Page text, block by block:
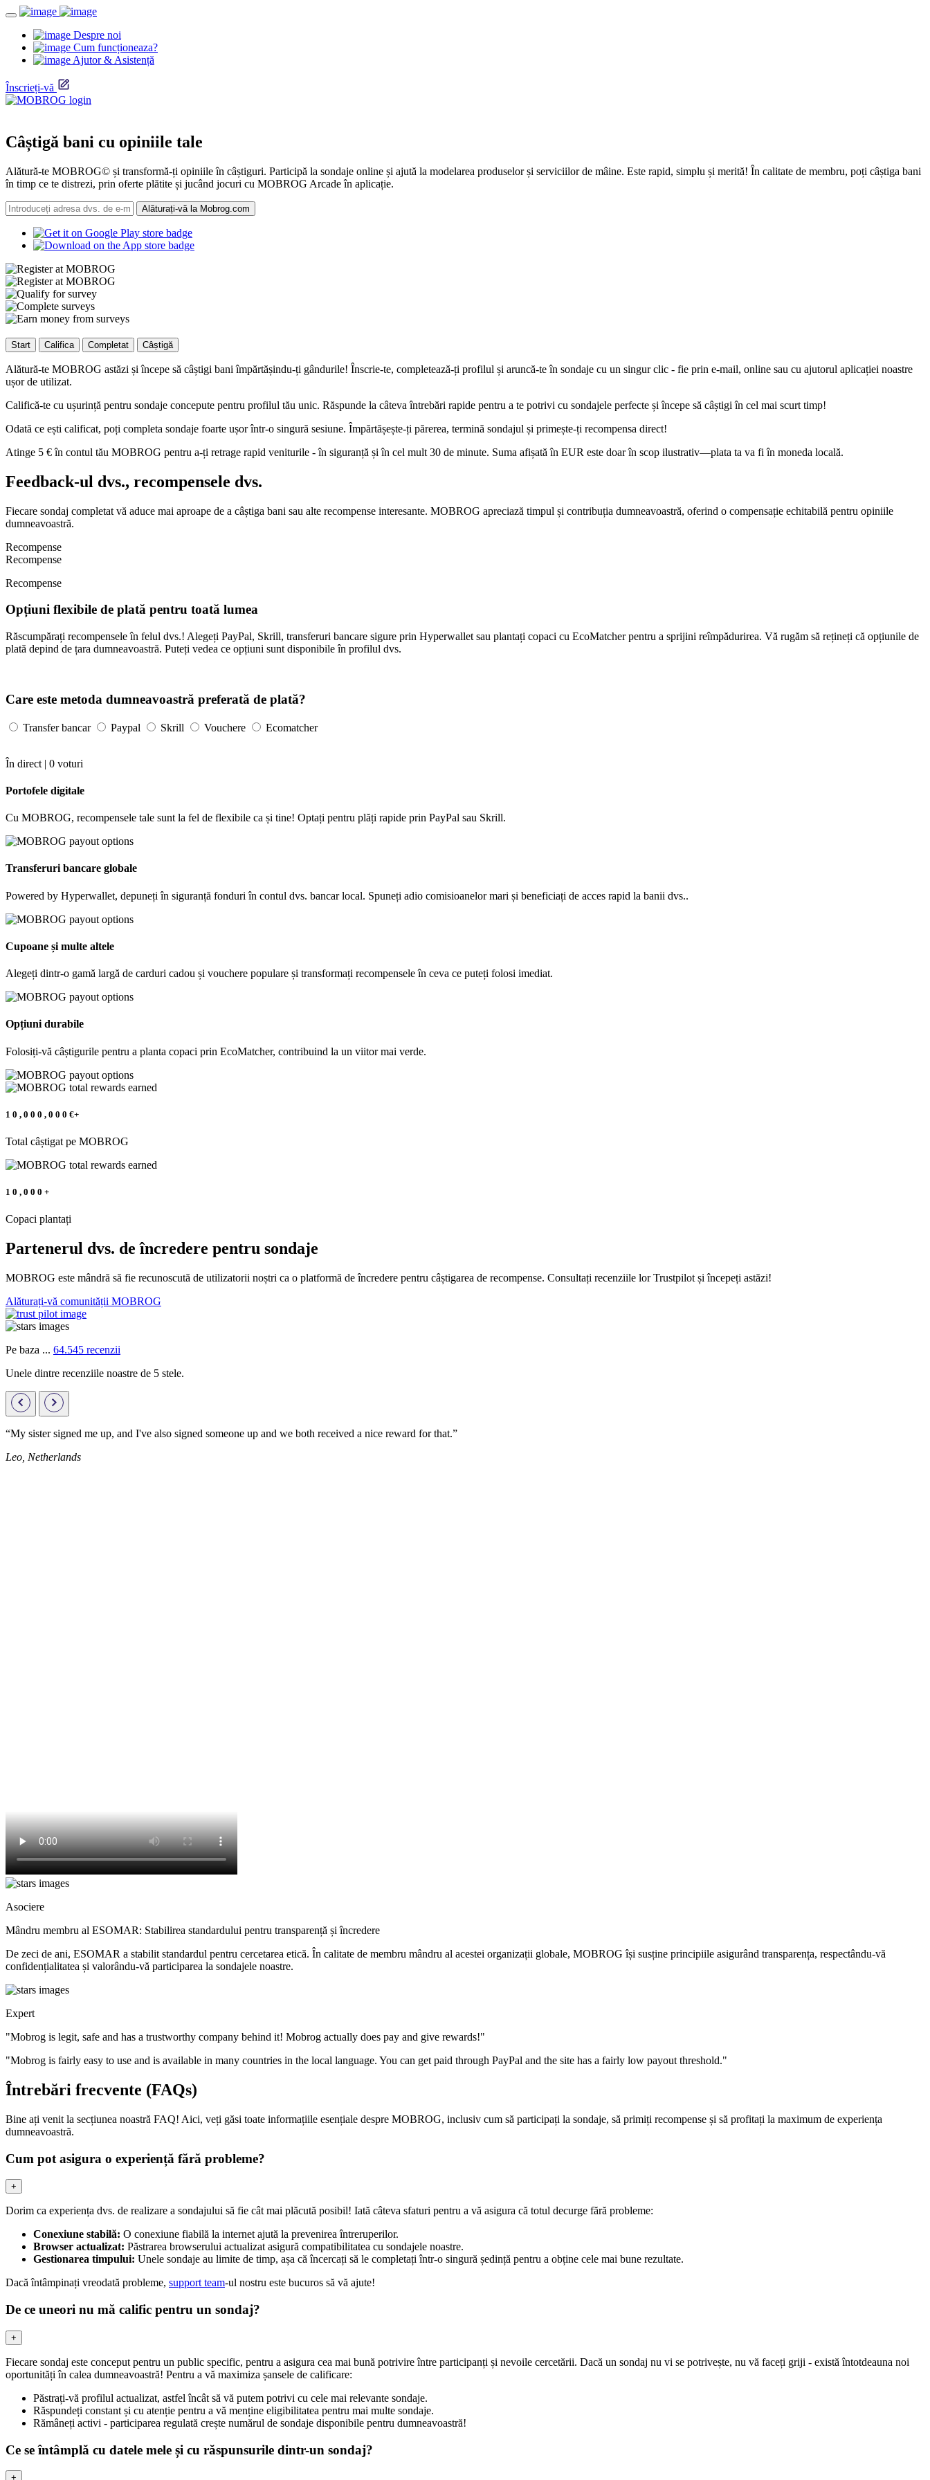
Despre noi
Cum funcționeaza?
Ajutor & Asistență
Înscrieți-vă
Câștigă bani cu opiniile tale
Alătură-te MOBROG© și transformă-ți opiniile în câștiguri. Participă la sondaje online și ajută la modelarea produselor și serviciilor de mâine. Este rapid, simplu și merită! În calitate de membru, poți câștiga bani
în timp ce te distrezi, prin oferte plătite și jucând jocuri cu MOBROG Arcade în aplicație.
Alăturați-vă la Mobrog.com
Start Califica Completat Câștigă
Alătură-te MOBROG astăzi și începe să câștigi bani împărtășindu-ți gândurile! Înscrie-te, completează-ți profilul și aruncă-te în sondaje cu un singur clic - fie prin e-mail, online sau cu ajutorul aplicației noastre
ușor de utilizat.
Califică-te cu ușurință pentru sondaje concepute pentru profilul tău unic. Răspunde la câteva întrebări rapide pentru a te potrivi cu sondajele perfecte și începe să câștigi în cel mai scurt timp!
Odată ce ești calificat, poți completa sondaje foarte ușor într-o singură sesiune. Împărtășește-ți părerea, termină sondajul și primește-ți recompensa direct!
Atinge 5 € în contul tău MOBROG pentru a-ți retrage rapid veniturile - în siguranță și în cel mult 30 de minute. Suma afișată în EUR este doar în scop ilustrativ—plata ta va fi în moneda locală.
Feedback-ul dvs., recompensele dvs.
Fiecare sondaj completat vă aduce mai aproape de a câștiga bani sau alte recompense interesante. MOBROG apreciază timpul și contribuția dumneavoastră, oferind o compensație echitabilă pentru opiniile
dumneavoastră.
Recompense
Recompense
Recompense
Opțiuni flexibile de plată pentru toată lumea
Răscumpărați recompensele în felul dvs.! Alegeți PayPal, Skrill, transferuri bancare sigure prin Hyperwallet sau plantați copaci cu EcoMatcher pentru a sprijini reîmpădurirea. Vă rugăm să rețineți că opțiunile de
plată depind de țara dumneavoastră. Puteți vedea ce opțiuni sunt disponibile în profilul dvs.
Care este metoda dumneavoastră preferată de plată?
Transfer bancar Paypal Skrill Vouchere Ecomatcher
În direct | 0 voturi
Portofele digitale
Cu MOBROG, recompensele tale sunt la fel de flexibile ca și tine! Optați pentru plăți rapide prin PayPal sau Skrill.
Transferuri bancare globale
Powered by Hyperwallet, depuneți în siguranță fonduri în contul dvs. bancar local. Spuneți adio comisioanelor mari și beneficiați de acces rapid la banii dvs..
Cupoane și multe altele
Alegeți dintr-o gamă largă de carduri cadou și vouchere populare și transformați recompensele în ceva ce puteți folosi imediat.
Opțiuni durabile
Folosiți-vă câștigurile pentru a planta copaci prin EcoMatcher, contribuind la un viitor mai verde.
1 0 , 0 0 0 , 0 0 0 €+
Total câștigat pe MOBROG
1 0 , 0 0 0 +
Copaci plantați
Partenerul dvs. de încredere pentru sondaje
MOBROG este mândră să fie recunoscută de utilizatorii noștri ca o platformă de încredere pentru câștigarea de recompense. Consultați recenziile lor Trustpilot și începeți astăzi!
Alăturați-vă comunității MOBROG
Pe baza ... 64.545 recenzii
Unele dintre recenziile noastre de 5 stele.
“My sister signed me up, and I've also signed someone up and we both received a nice reward for that.”
Leo, Netherlands
Asociere
Mândru membru al ESOMAR: Stabilirea standardului pentru transparență și încredere
De zeci de ani, ESOMAR a stabilit standardul pentru cercetarea etică. În calitate de membru mândru al acestei organizații globale, MOBROG își susține principiile asigurând transparența, respectându-vă
confidențialitatea și valorându-vă participarea la sondajele noastre.
Expert
"Mobrog is legit, safe and has a trustworthy company behind it! Mobrog actually does pay and give rewards!"
"Mobrog is fairly easy to use and is available in many countries in the local language. You can get paid through PayPal and the site has a fairly low payout threshold."
Întrebări frecvente (FAQs)
Bine ați venit la secțiunea noastră FAQ! Aici, veți găsi toate informațiile esențiale despre MOBROG, inclusiv cum să participați la sondaje, să primiți recompense și să profitați la maximum de experiența
dumneavoastră.
Cum pot asigura o experiență fără probleme?
+
Dorim ca experiența dvs. de realizare a sondajului să fie cât mai plăcută posibil! Iată câteva sfaturi pentru a vă asigura că totul decurge fără probleme:
Conexiune stabilă: O conexiune fiabilă la internet ajută la prevenirea întreruperilor.
Browser actualizat: Păstrarea browserului actualizat asigură compatibilitatea cu sondajele noastre.
Gestionarea timpului: Unele sondaje au limite de timp, așa că încercați să le completați într-o singură ședință pentru a obține cele mai bune rezultate.
Dacă întâmpinați vreodată probleme, support team-ul nostru este bucuros să vă ajute!
De ce uneori nu mă calific pentru un sondaj?
+
Fiecare sondaj este conceput pentru un public specific, pentru a asigura cea mai bună potrivire între participanți și nevoile cercetării. Dacă un sondaj nu vi se potrivește, nu vă faceți griji - există întotdeauna noi
oportunități în calea dumneavoastră! Pentru a vă maximiza șansele de calificare:
Păstrați-vă profilul actualizat, astfel încât să vă putem potrivi cu cele mai relevante sondaje.
Răspundeți constant și cu atenție pentru a vă menține eligibilitatea pentru mai multe sondaje.
Rămâneți activi - participarea regulată crește numărul de sondaje disponibile pentru dumneavoastră!
Ce se întâmplă cu datele mele și cu răspunsurile dintr-un sondaj?
+